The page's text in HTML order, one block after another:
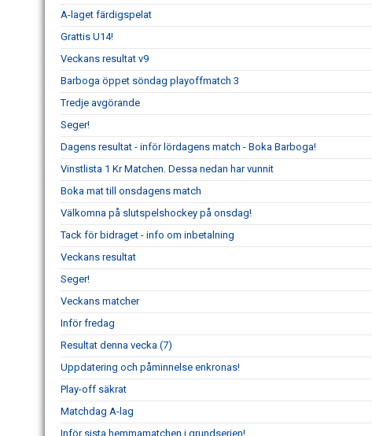
A-laget färdigspelat
Grattis U14!
Veckans resultat v9
Barboga öppet söndag playoffmatch 3
Tredje avgörande
Seger!
Dagens resultat - inför lördagens match - Boka Barboga!
Vinstlista 1 Kr Matchen. Dessa nedan har vunnit
Boka mat till onsdagens match
Välkomna på slutspelshockey på onsdag!
Tack för bidraget - info om inbetalning
Veckans resultat
Seger!
Veckans matcher
Inför fredag
Resultat denna vecka (7)
Uppdatering och påminnelse enkronas!
Play-off säkrat
Matchdag A-lag
Inför sista hemmamatchen i grundserien!